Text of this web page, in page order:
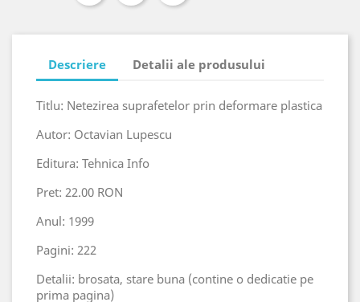
Descriere Detalii ale produsului
Titlu: Netezirea suprafetelor prin deformare plastica
Autor: Octavian Lupescu
Editura: Tehnica Info
Pret: 22.00 RON
Anul: 1999
Pagini: 222
Detalii: brosata, stare buna (contine o dedicatie pe
prima pagina)